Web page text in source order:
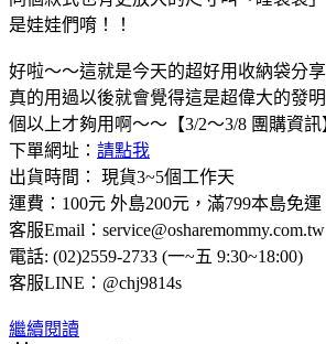
是娃娃們唷！！
好啦～～這就是今天的超好用收納袋分享
真的用過以後就會覺得這是超偉大的發
個以上才夠用啊～～【3/2～3/8 團購資訊
下單網址： 請點我
出貨時間： 現貨3~5個工作天
運費：100元 外島200元，滿799本島免運
客服Email：service@osharemommy.com.tw
電話: (02)2559-2733 (一~五 9:30~18:00)
客服LINE：@chj9814s
繼續閱讀